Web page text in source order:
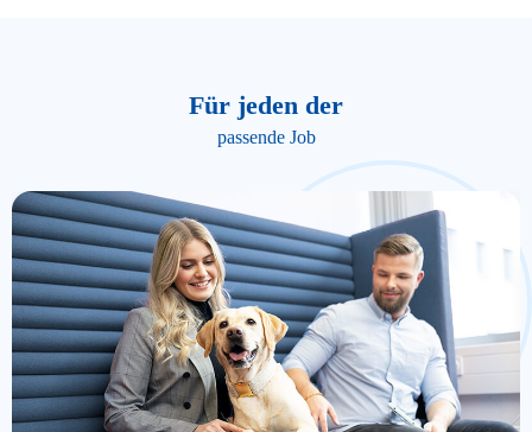
Für jeden der
passende Job